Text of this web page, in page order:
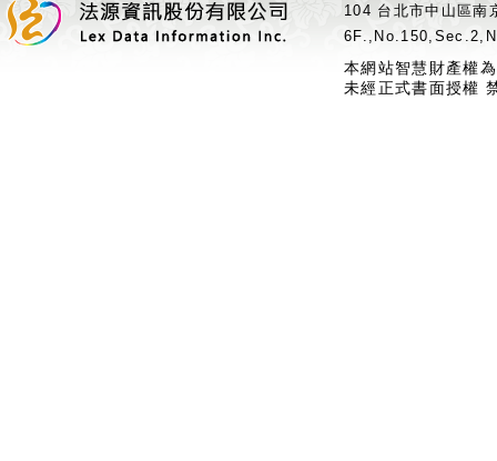
104 台北市中山區
本網站智慧財產權
未經正式書面授權